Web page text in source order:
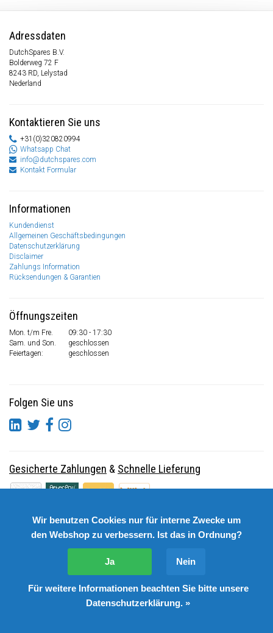
Adressdaten
DutchSpares B.V.
Bolderweg 72 F
8243 RD, Lelystad
Nederland
Kontaktieren Sie uns
+31(0)320820994
Whatsapp Chat
info@dutchspares.com
Kontakt Formular
Informationen
Kundendienst
Allgemeinen Geschäftsbedingungen
Datenschutzerklärung
Disclaimer
Zahlungs Information
Rücksendungen & Garantien
Öffnungszeiten
Mon. t/m Fre.
09:30 - 17:30
Sam. und Son.
geschlossen
Feiertagen:
geschlossen
Folgen Sie uns
Gesicherte Zahlungen & Schnelle Lieferung
© Copyright 2026 DutchSpares B.V. - Design byWebdinge.nl
DutchSpares B.V. word beoordeeld met: 9,9/10 (2541
Wir benutzen Cookies nur für interne Zwecke um
den Webshop zu verbessern. Ist das in Ordnung?
Ja Nein
Für weitere Informationen beachten Sie bitte unsere
Datenschutzerklärung. »